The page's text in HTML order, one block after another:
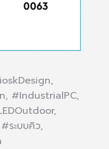
#IndustrialPC,
ระบบคิว,